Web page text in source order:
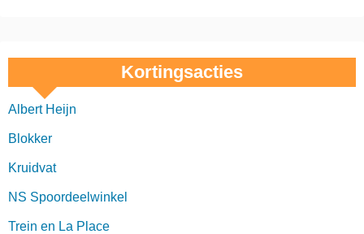
Kortingsacties
Albert Heijn
Blokker
Kruidvat
NS Spoordeelwinkel
Trein en La Place